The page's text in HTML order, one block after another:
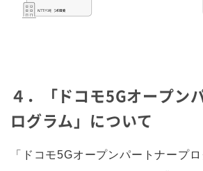
４．「ドコモ5Gオープン
ログラム」について
「ドコモ5Gオープンパートナープロ